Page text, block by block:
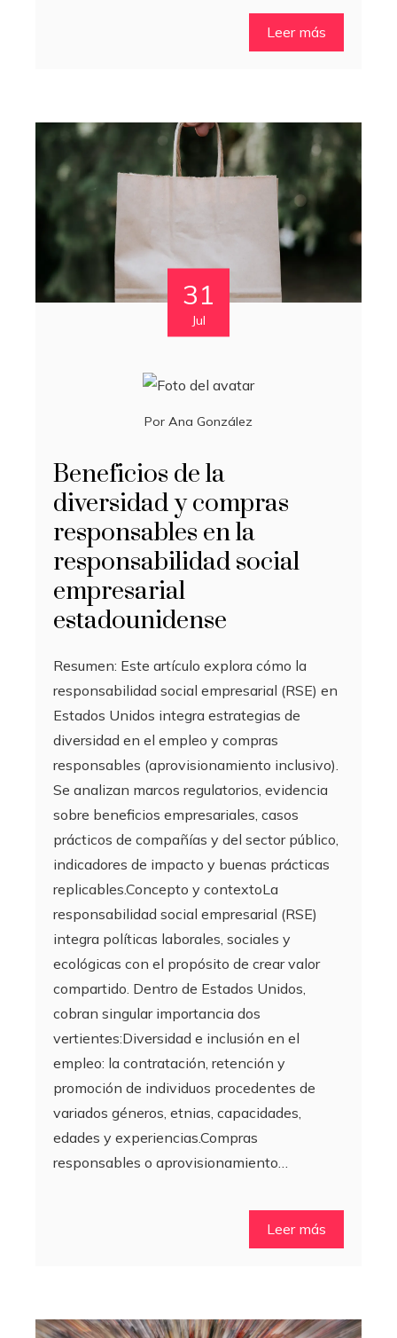
Leer más
31
Jul
Por Ana González
Beneficios de la
diversidad y compras
responsables en la
responsabilidad social
empresarial
estadounidense
Resumen: Este artículo explora cómo la
responsabilidad social empresarial (RSE) en
Estados Unidos integra estrategias de
diversidad en el empleo y compras
responsables (aprovisionamiento inclusivo).
Se analizan marcos regulatorios, evidencia
sobre beneficios empresariales, casos
prácticos de compañías y del sector público,
indicadores de impacto y buenas prácticas
replicables.Concepto y contextoLa
responsabilidad social empresarial (RSE)
integra políticas laborales, sociales y
ecológicas con el propósito de crear valor
compartido. Dentro de Estados Unidos,
cobran singular importancia dos
vertientes:Diversidad e inclusión en el
empleo: la contratación, retención y
promoción de individuos procedentes de
variados géneros, etnias, capacidades,
edades y experiencias.Compras
responsables o aprovisionamiento…
Leer más